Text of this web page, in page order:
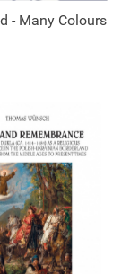
- Many Colours